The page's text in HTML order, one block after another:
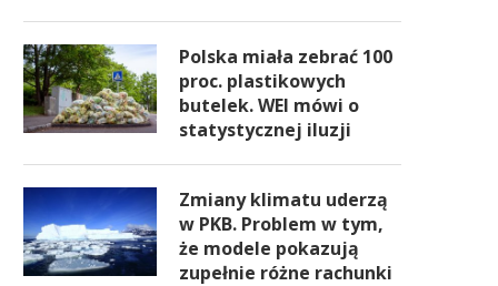
Polska miała zebrać 100
proc. plastikowych
butelek. WEI mówi o
statystycznej iluzji
Zmiany klimatu uderzą
w PKB. Problem w tym,
że modele pokazują
zupełnie różne rachunki